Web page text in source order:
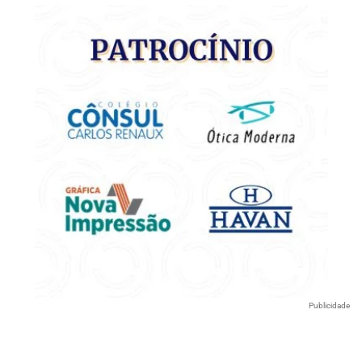
Publicidade